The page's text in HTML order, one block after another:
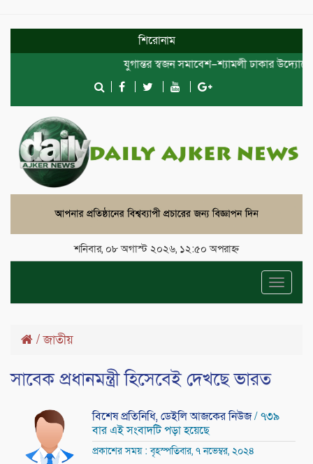
শিরোনাম
যুগান্তর স্বজন সমাবেশ–শ্যামলী ঢাকার উদ্যোগে
শনিবার, ০৮ অগাস্ট ২০২৬, ১২:৫০ অপরাহ্ন
Toggle
/জাতীয়
সাবেক প্রধানমন্ত্রী হিসেবেই দেখছে ভারত
বিশেষ প্রতিনিধি, ডেইলি আজকের নিউজ/ ৭৩৯
বার এই সংবাদটি পড়া হয়েছে
প্রকাশের সময় : বৃহস্পতিবার, ৭ নভেম্বর, ২০২৪